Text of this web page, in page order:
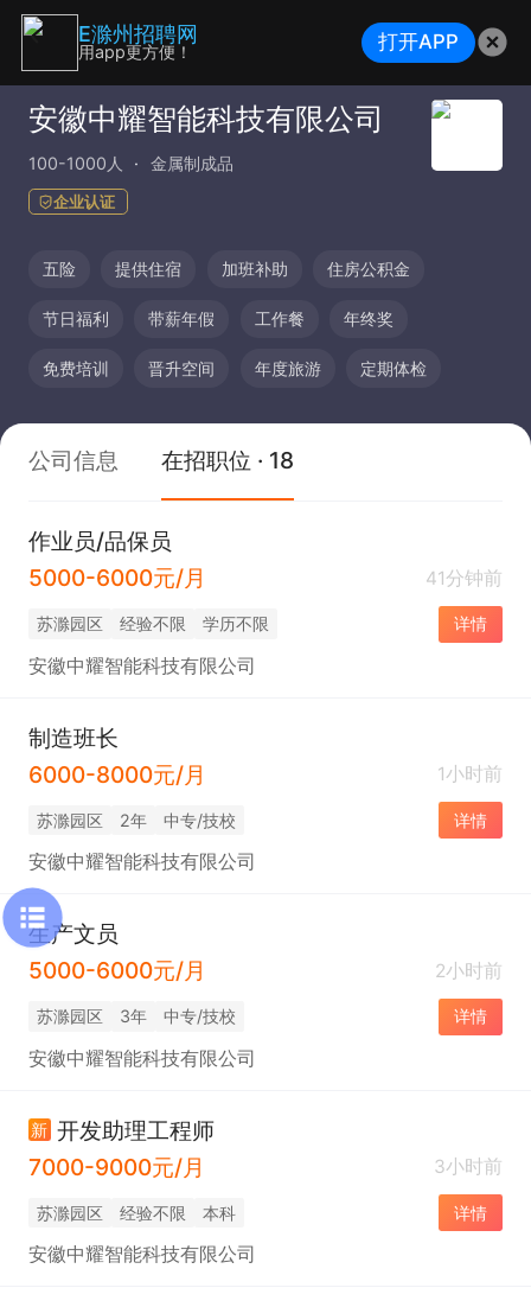
安徽中耀智能科技有限公司
100-1000人 金属制成品
企业认证
五险 提供住宿 加班补助 住房公积金
节日福利 带薪年假 工作餐 年终奖
免费培训 晋升空间 年度旅游 定期体检
公司信息 在招职位 · 18
作业员/品保员
5000-6000元/月
41分钟前
苏滁园区 经验不限 学历不限 详情
安徽中耀智能科技有限公司
制造班长
6000-8000元/月
1小时前
苏滁园区 2年 中专/技校 详情
安徽中耀智能科技有限公司
生产文员
5000-6000元/月
2小时前
苏滁园区 3年 中专/技校 详情
安徽中耀智能科技有限公司
新 开发助理工程师
7000-9000元/月
3小时前
苏滁园区 经验不限 本科 详情
安徽中耀智能科技有限公司
E滁州招聘网
用app更方便！ 打开APP